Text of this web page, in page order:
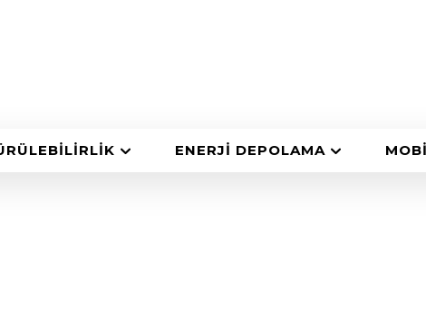
ENERJI DEPOLAMA